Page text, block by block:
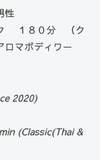
１８０分 （ク
ロマボディワー
2020)
(Classic(Thai &